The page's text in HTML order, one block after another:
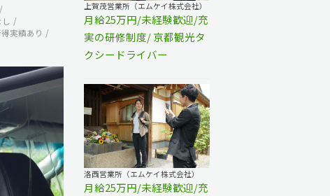
実績あり
上賀茂営業所（エムケイ株式会社）
月給25万円/未経験歓迎/充
実の研修制度/ 京都観光タ
クシードライバー
洛西営業所（エムケイ株式会社）
月給25万円/未経験歓迎/充